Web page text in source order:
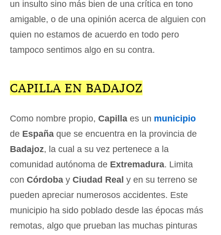
un insulto sino más bien de una crítica en tono
amigable, o de una opinión acerca de alguien con
quien no estamos de acuerdo en todo pero
tampoco sentimos algo en su contra.
CAPILLA EN BADAJOZ
Como nombre propio, Capilla es un municipio
de España que se encuentra en la provincia de
Badajoz, la cual a su vez pertenece a la
comunidad autónoma de Extremadura. Limita
con Córdoba y Ciudad Real y en su terreno se
pueden apreciar numerosos accidentes. Este
municipio ha sido poblado desde las épocas más
remotas, algo que prueban las muchas pinturas